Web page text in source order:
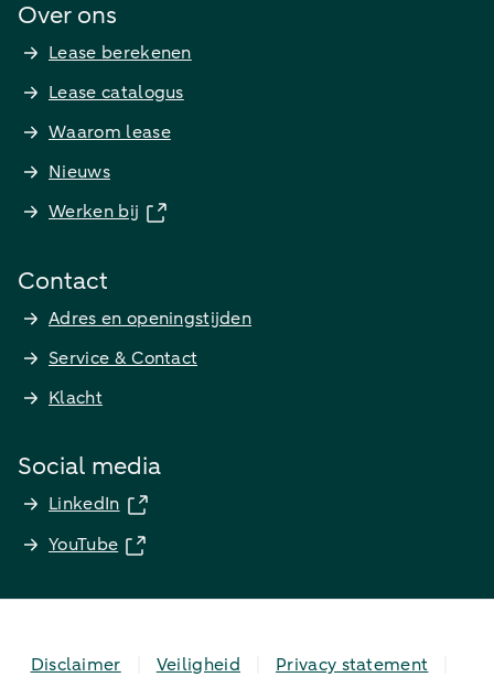
Over ons
Lease berekenen
Lease catalogus
Waarom lease
Nieuws
Werken bij
Contact
Adres en openingstijden
Service & Contact
Klacht
Social media
LinkedIn
YouTube
Disclaimer Veiligheid Privacy statement